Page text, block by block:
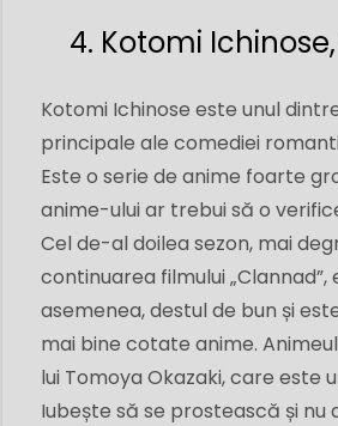
4. Kotomi
Kotomi Ichinose este unul
principale ale comediei
Este o serie de anime foarte
anime-ului ar trebui să o
Cel de-al doilea sezon, mai
continuarea filmului „Clannad”,
asemenea, destul de bun și
mai bine cotate anime.
lui Tomoya Okazaki, care este
Iubește să se prostească și nu